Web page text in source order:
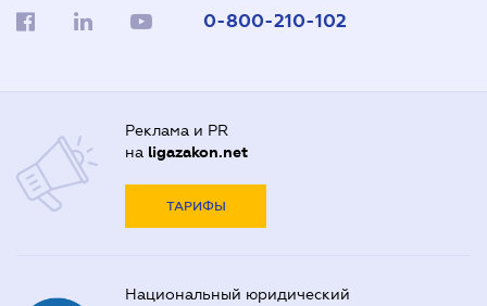
0-800-210-102
Реклама и PR
на ligazakon.net
ТАРИФЫ
Национальный юридический